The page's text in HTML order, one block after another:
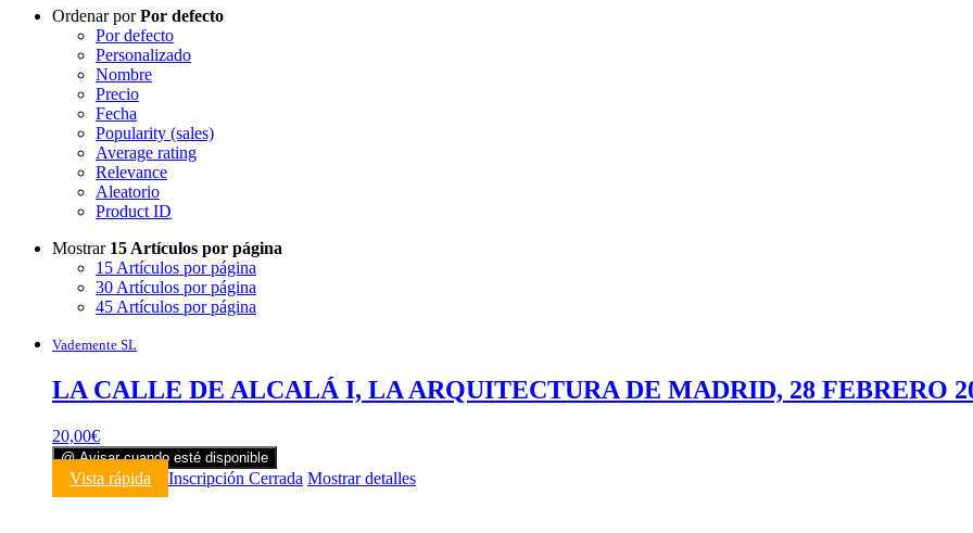
Ordenar porPor defecto
Por defecto
Personalizado
Nombre
Precio
Fecha
Popularity (sales)
Average rating
Relevance
Aleatorio
Product ID
Mostrar 15 Artículos por página
15 Artículos por página
30 Artículos por página
45 Artículos por página
Vademente SL
LA CALLE DE ALCALÁ I, LA ARQUITECTURA DE MADRID, 28 FEBRERO
20,00€
@ Avisar cuando esté disponible
Vista rápida Inscripción Cerrada Mostrar detalles